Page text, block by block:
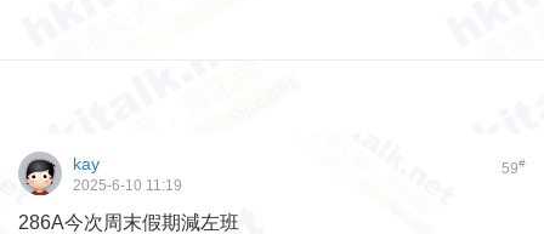
59#
kay
2025-6-10 11:19
286A今次周末假期減左班